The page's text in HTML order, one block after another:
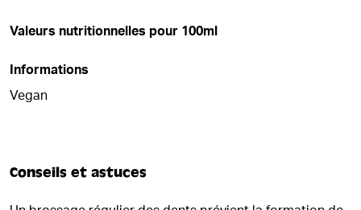
Valeurs nutritionnelles pour 100ml
Informations
Vegan
Conseils et astuces